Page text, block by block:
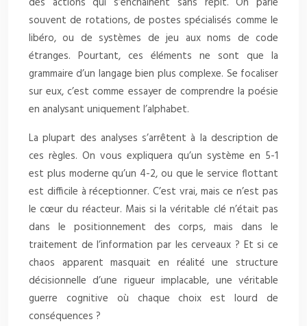
souvent de rotations, de postes spécialisés comme le
libéro, ou de systèmes de jeu aux noms de code
étranges. Pourtant, ces éléments ne sont que la
grammaire d’un langage bien plus complexe. Se focaliser
sur eux, c’est comme essayer de comprendre la poésie
en analysant uniquement l’alphabet.
La plupart des analyses s’arrêtent à la description de
ces règles. On vous expliquera qu’un système en 5-1
est plus moderne qu’un 4-2, ou que le service flottant
est difficile à réceptionner. C’est vrai, mais ce n’est pas
le cœur du réacteur. Mais si la véritable clé n’était pas
dans le positionnement des corps, mais dans le
traitement de l’information par les cerveaux ? Et si ce
chaos apparent masquait en réalité une structure
décisionnelle d’une rigueur implacable, une véritable
guerre cognitive où chaque choix est lourd de
conséquences ?